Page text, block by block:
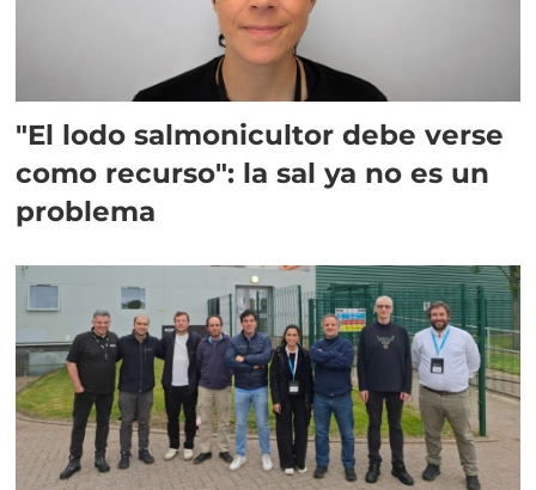
"El lodo salmonicultor debe verse
como recurso": la sal ya no es un
problema